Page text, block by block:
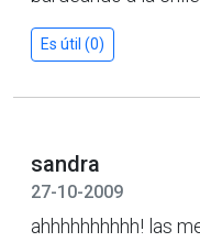
Es útil (0)
sandra
27-10-2009
ahhhhhhhhhh! las